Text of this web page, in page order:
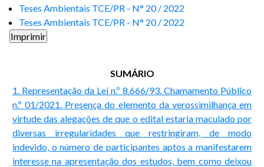
Teses Ambientais TCE/PR - N° 20 / 2022
Teses Ambientais TCE/PR - N° 20 / 2022
SUMÁRIO
1. Representação da Lei n.º 8.666/93. Chamamento Público
n.º 01/2021. Presença do elemento da verossimilhança em
virtude das alegações de que o edital estaria maculado por
diversas irregularidades que restringiram, de modo
indevido, o número de participantes aptos a manifestarem
interesse na apresentação dos estudos, bem como deixou